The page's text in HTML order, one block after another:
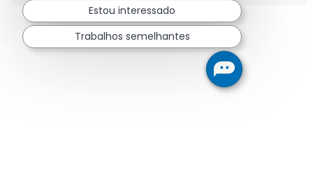
Estou interessado
Trabalhos semelhantes